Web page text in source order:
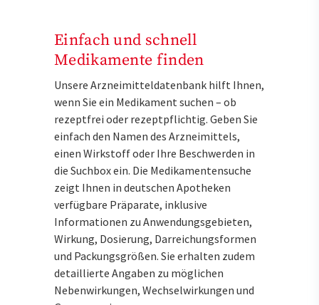
Einfach und schnell
Medikamente finden
Unsere Arzneimitteldatenbank hilft Ihnen,
wenn Sie ein Medikament suchen – ob
rezeptfrei oder rezeptpflichtig. Geben Sie
einfach den Namen des Arzneimittels,
einen Wirkstoff oder Ihre Beschwerden in
die Suchbox ein. Die Medikamentensuche
zeigt Ihnen in deutschen Apotheken
verfügbare Präparate, inklusive
Informationen zu Anwendungsgebieten,
Wirkung, Dosierung, Darreichungsformen
und Packungsgrößen. Sie erhalten zudem
detaillierte Angaben zu möglichen
Nebenwirkungen, Wechselwirkungen und